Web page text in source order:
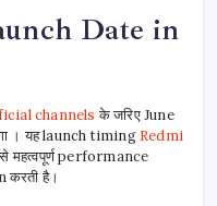
Date in
channels के जरिए June
। यह launch timing Redmi
महत्वपूर्ण performance
है।